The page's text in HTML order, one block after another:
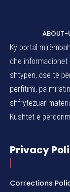
ABOUT-
Ky portal
dhe informacionet
shtypen, ose të
përfitimi, pa
shfrytëzuar
Kushtet e
Privacy
Corrections